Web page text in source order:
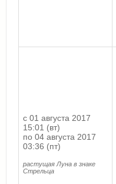
с 01 августа 2017
15:01 (вт)
по 04 августа 2017
03:36 (пт)
растущая Луна в знаке
Стрельца